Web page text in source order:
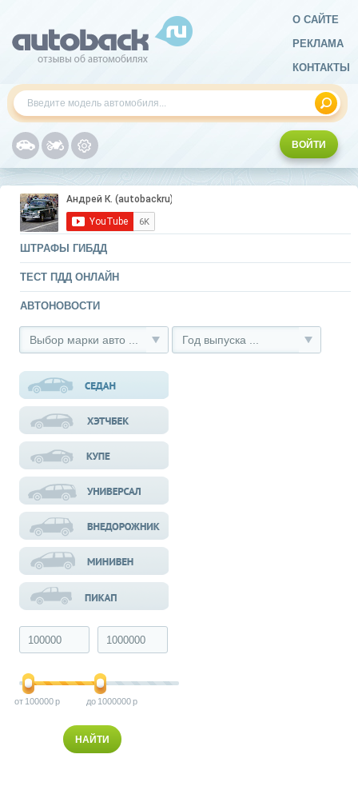
О САЙТЕ
РЕКЛАМА
КОНТАКТЫ
ВОЙТИ
ШТРАФЫ ГИБДД
ТЕСТ ПДД ОНЛАЙН
АВТОНОВОСТИ
Выбор марки авто ... Год выпуска ...
100000 1000000